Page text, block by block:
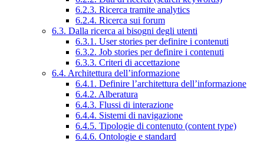
6.2.3. Ricerca tramite analytics
6.2.4. Ricerca sui forum
6.3. Dalla ricerca ai bisogni degli utenti
6.3.1. User stories per definire i contenuti
6.3.2. Job stories per definire i contenuti
6.3.3. Criteri di accettazione
6.4. Architettura dell’informazione
6.4.1. Definire l’architettura dell’informazione
6.4.2. Alberatura
6.4.3. Flussi di interazione
6.4.4. Sistemi di navigazione
6.4.5. Tipologie di contenuto (content type)
6.4.6. Ontologie e standard